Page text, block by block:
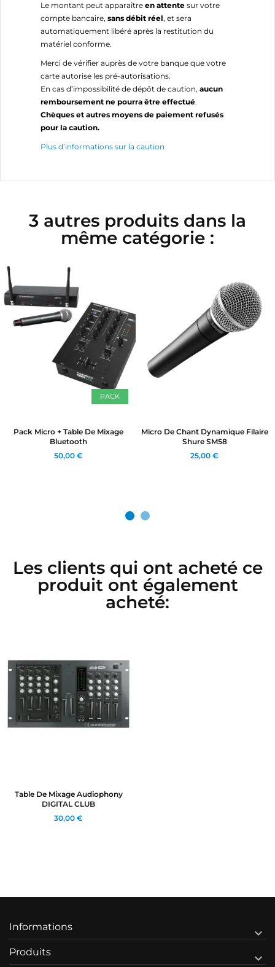
Le montant peut apparaître en attente sur votre
compte bancaire, sans débit réel, et sera
automatiquement libéré après la restitution du
matériel conforme.
Merci de vérifier auprès de votre banque que votre
carte autorise les pré-autorisations.
En cas d’impossibilité de dépôt de caution, aucun
remboursement ne pourra être effectué.
Chèques et autres moyens de paiement refusés
pour la caution.
Plus d’informations sur la caution
3 autres produits dans la
même catégorie :
PACK
Pack Micro + Table De Mixage
Bluetooth
50,00 €
Micro De Chant Dynamique Filaire
Shure SM58
25,00 €
Les clients qui ont acheté ce
produit ont également
acheté:
Table De Mixage Audiophony
DIGITAL CLUB
30,00 €
Informations 
Produits 